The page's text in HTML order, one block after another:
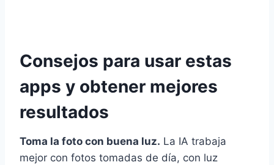
Consejos para usar estas
apps y obtener mejores
resultados
Toma la foto con buena luz. La IA trabaja
mejor con fotos tomadas de día, con luz